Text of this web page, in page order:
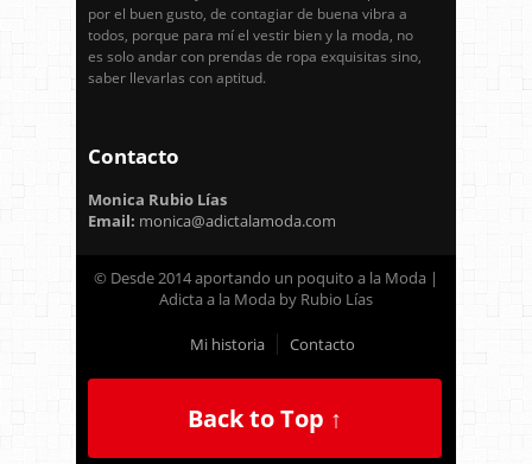
por el buen gusto, de contagiar de buena vibra a
todos, porque para mí el vestir bien y la moda, no
es solo andar con prendas de ropa exquisitas sino,
saber llevarlas con aptitud.
Contacto
Monica Rubio Lías
Email: monica@adictalamoda.com
© Desde 2014 aportando un poquito a la Moda |
Adicta a la Moda by Rubio Lías
Mi historia Contacto
Back to Top ↑